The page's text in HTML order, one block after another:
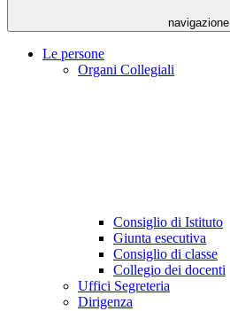
navigazione
Le persone
Organi Collegiali
Consiglio di Istituto
Giunta esecutiva
Consiglio di classe
Collegio dei docenti
Uffici Segreteria
Dirigenza